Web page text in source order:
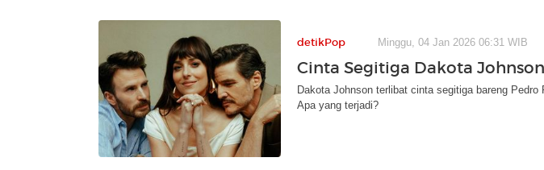
detikPop Minggu, 04 Jan 2026 06:31 WIB
Cinta Segitiga Dakota Johnson
Dakota Johnson terlibat cinta segitiga bareng
Apa yang terjadi?